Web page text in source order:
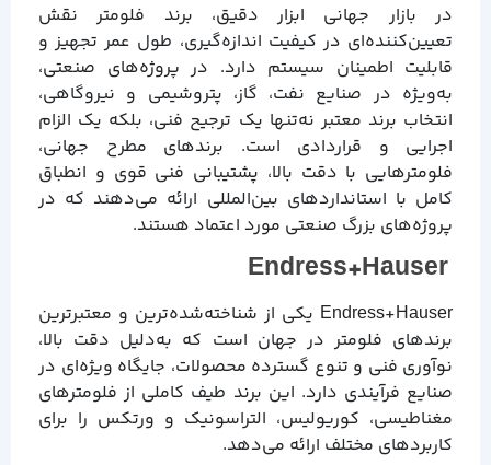
در بازار جهانی ابزار دقیق، برند فلومتر نقش
تعیین‌کننده‌ای در کیفیت اندازه‌گیری، طول عمر تجهیز و
قابلیت اطمینان سیستم دارد. در پروژه‌های صنعتی،
به‌ویژه در صنایع نفت، گاز، پتروشیمی و نیروگاهی،
انتخاب برند معتبر نه‌تنها یک ترجیح فنی، بلکه یک الزام
اجرایی و قراردادی است. برندهای مطرح جهانی،
فلومترهایی با دقت بالا، پشتیبانی فنی قوی و انطباق
کامل با استانداردهای بین‌المللی ارائه می‌دهند که در
پروژه‌های بزرگ صنعتی مورد اعتماد هستند.
Endress+Hauser یکی از شناخته‌شده‌ترین و معتبرترین
برندهای فلومتر در جهان است که به‌دلیل دقت بالا،
نوآوری فنی و تنوع گسترده محصولات، جایگاه ویژه‌ای در
صنایع فرآیندی دارد. این برند طیف کاملی از فلومترهای
مغناطیسی، کوریولیس، التراسونیک و ورتکس را برای
کاربردهای مختلف ارائه می‌دهد.